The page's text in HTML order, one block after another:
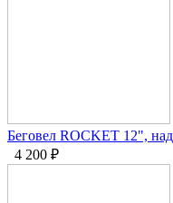
Беговел ROCKET 12",
4 200 ₽